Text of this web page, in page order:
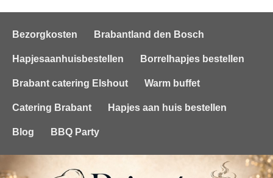
Bezorgkosten Brabantland den Bosch
Hapjesaanhuisbestellen Borrelhapjes bestellen
Brabant catering Elshout Warm buffet
Catering Brabant Hapjes aan huis bestellen
Blog BBQ Party